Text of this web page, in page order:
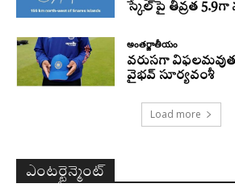
స్కేల్‌పై తీవ్రత
అంతర్జాతీయం
వరుసగా
వైభవ్ సూర్యవంశీ
Load more
ఎంటర్టైన్మెంట్